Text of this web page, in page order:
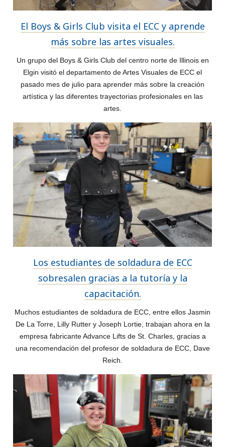
El Boys & Girls Club visita el ECC y aprende
más sobre las artes visuales.
Un grupo del Boys & Girls Club del centro norte de Illinois en
Elgin visitó el departamento de Artes Visuales de ECC el
pasado mes de julio para aprender más sobre la creación
artística y las diferentes trayectorias profesionales en las
artes.
Los estudiantes de soldadura de ECC
sobresalen gracias a la tutoría y la
capacitación.
Muchos estudiantes de soldadura de ECC, entre ellos Jasmin
De La Torre, Lilly Rutter y Joseph Lortie, trabajan ahora en la
empresa fabricante Advance Lifts de St. Charles, gracias a
una recomendación del profesor de soldadura de ECC, Dave
Reich.